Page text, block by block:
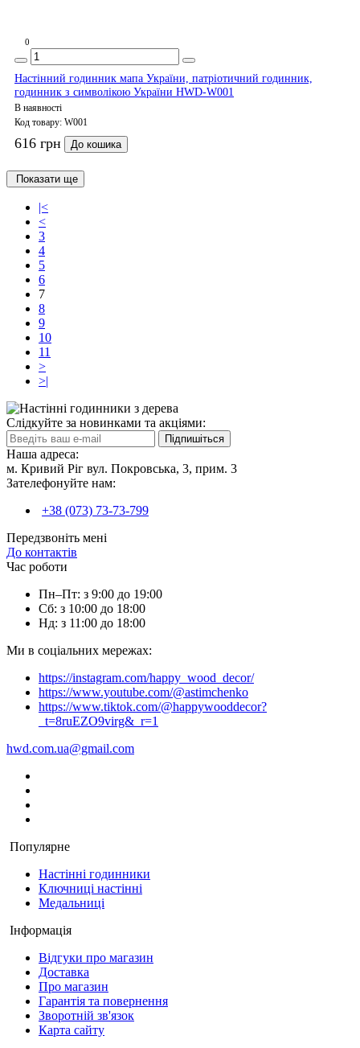
0
Настінний годинник мапа України, патріотичний годинник,
годинник з символікою України HWD-W001
В наявності
Код товару: W001
616 грн До кошика
Показати ще
|<
<
3
4
5
6
7
8
9
10
11
>
>|
Слідкуйте за новинками та акціями:
Підпишіться
Наша адреса:
м. Кривий Ріг вул. Покровська, 3, прим. 3
Зателефонуйте нам:
+38 (073) 73-73-799
Передзвоніть мені
До контактів
Час роботи
Пн–Пт: з 9:00 до 19:00
Сб: з 10:00 до 18:00
Нд: з 11:00 до 18:00
Ми в соціальних мережах:
https://instagram.com/happy_wood_decor/
https://www.youtube.com/@astimchenko
https://www.tiktok.com/@happywooddecor?
_t=8ruEZO9virg&_r=1
hwd.com.ua@gmail.com
Популярне
Настінні годинники
Ключниці настінні
Медальниці
Інформація
Відгуки про магазин
Доставка
Про магазин
Гарантія та повернення
Зворотній зв'язок
Карта сайту